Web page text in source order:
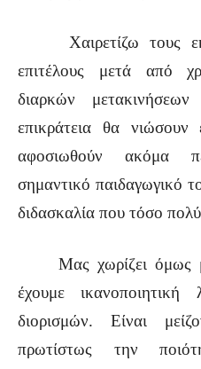
Χαιρετίζω τους
επιτέλους μετά από
διαρκών
επικράτεια θα
αφοσιωθούν ακόμα
σημαντικό παιδαγωγικό
διδασκαλία που τόσο
Μας χωρίζει όμως
έχουμε
διορισμών. Είναι
πρωτίστως την